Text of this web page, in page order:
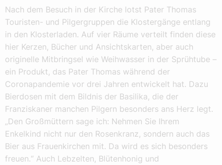
Nach dem Besuch in der Kirche lotst Pater Thomas
Touristen- und Pilgergruppen die Klostergänge entlang
in den Klosterladen. Auf vier Räume verteilt finden diese
hier Kerzen, Bücher und Ansichtskarten, aber auch
originelle Mitbringsel wie Weihwasser in der Sprühtube –
ein Produkt, das Pater Thomas während der
Coronapandemie vor drei Jahren entwickelt hat. Dazu
Bierdosen mit dem Bildnis der Basilika, die der
Franziskaner manchen Pilgern besonders ans Herz legt.
„Den Großmüttern sage ich: Nehmen Sie Ihrem
Enkelkind nicht nur den Rosenkranz, sondern auch das
Bier aus Frauenkirchen mit. Da wird es sich besonders
freuen.“ Auch Lebzelten, Blütenhonig und